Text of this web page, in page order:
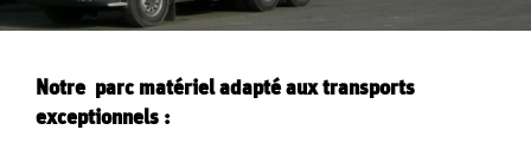
SOMMES
NOTRE
Notre parc matériel adapté aux transports
exceptionnels :